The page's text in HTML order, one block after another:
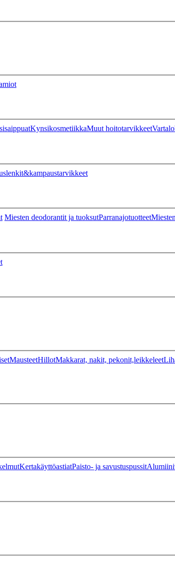
KynsikosmetiikkaMuut hoitotarvikkeet
Miesten deodorantit ja tuoksutParranajotuotteet
MausteetHillotMakkarat, nakit, pekonit,leikkeleet
KertakäyttöastiatPaisto- ja savustuspussit